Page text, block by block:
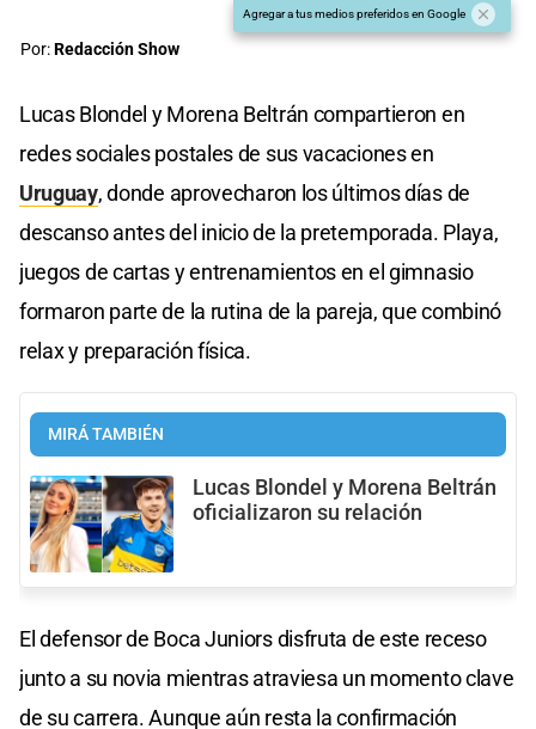
Agregar a tus medios preferidos en Google
Por:Redacción Show
Lucas Blondel y Morena Beltrán compartieron en
redes sociales postales de sus vacaciones en
Uruguay, donde aprovecharon los últimos días de
descanso antes del inicio de la pretemporada. Playa,
juegos de cartas y entrenamientos en el gimnasio
formaron parte de la rutina de la pareja, que combinó
relax y preparación física.
MIRÁ TAMBIÉN
Lucas Blondel y Morena Beltrán
oficializaron su relación
El defensor de Boca Juniors disfruta de este receso
junto a su novia mientras atraviesa un momento clave
de su carrera. Aunque aún resta la confirmación